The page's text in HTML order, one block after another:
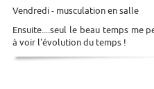
Vendredi - musculation en salle
Ensuite....seul le beau temps me
à voir l'évolution du temps !